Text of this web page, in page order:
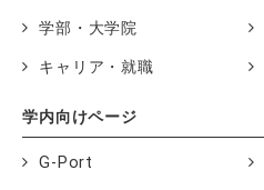
学部・大学院
キャリア・就職
学内向けページ
G-Port